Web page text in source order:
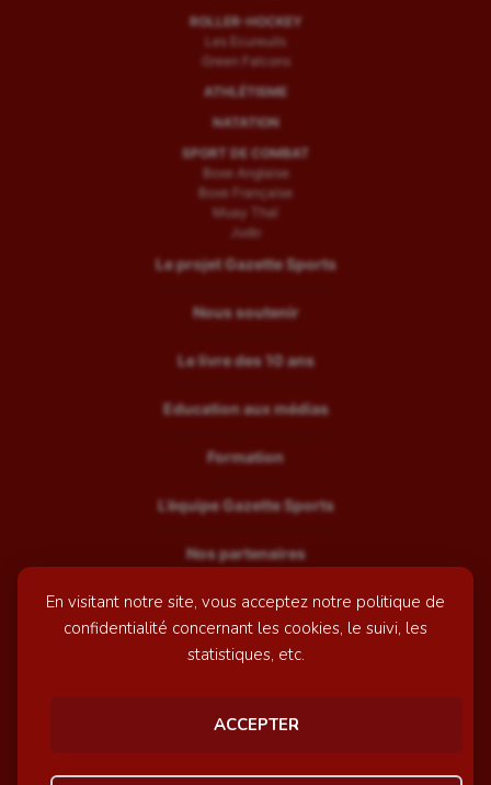
En visitant notre site, vous acceptez notre politique de
confidentialité concernant les cookies, le suivi, les
statistiques, etc.
ACCEPTER
ROLLER-HOCKEY
Les Ecureuils
Green Falcons
ATHLÉTISME
NATATION
SPORT DE COMBAT
Boxe Anglaise
Boxe Française
Muay Thaï
Judo
Le projet Gazette Sports
Nous soutenir
Le livre des 10 ans
Education aux médias
Formation
L’équipe Gazette Sports
Nos partenaires
Recrutement
Mentions légales